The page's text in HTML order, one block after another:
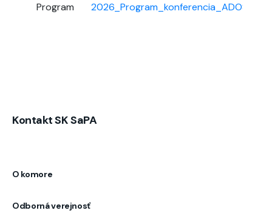
Program 2026_Program_konferencia_ADOS
Kontakt SK SaPA
O komore
Odborná verejnosť